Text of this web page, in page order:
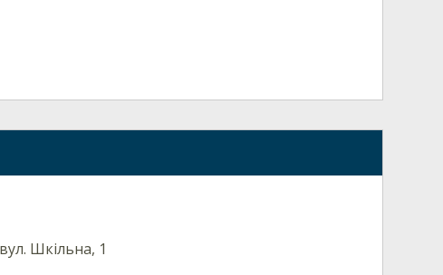
Шкільна, 1